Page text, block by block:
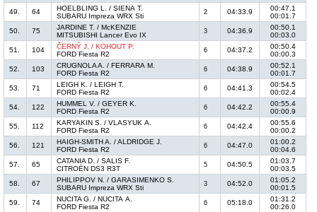
49.
64
HOELBLING L. / SIENA T.
SUBARU Impreza WRX Sti
2 04:33.9
00:47.1
00:01.7
50.
75
JARDINE T. / McKENZIE
MITSUBISHI Lancer Evo IX
3 04:36.9
00:50.1
00:03.0
51.
104
ČERNÝ J. / KOHOUT P.
FORD Fiesta R2
6 04:37.2
00:50.4
00:00.3
52.
103
CRUGNOLA A. / FERRARA M.
FORD Fiesta R2
6 04:38.9
00:52.1
00:01.7
53.
71
LEIGH K. / LEIGH T.
FORD Fiesta R2
6 04:41.3
00:54.5
00:02.4
54.
122
HUMMEL V. / GEYER K.
FORD Fiesta R2
6 04:42.2
00:55.4
00:00.9
55.
112
KARYAKIN S. / VLASYUK A.
FORD Fiesta R2
6 04:42.4
00:55.6
00:00.2
56.
121
HAIGH-SMITH A. / ALDRIDGE J.
FORD Fiesta R2
6 04:47.0
01:00.2
00:04.6
57.
65
CATANIA D. / SALIS F.
CITROËN DS3 R3T
5 04:50.5
01:03.7
00:03.5
58.
67
PHILIPPOV N. / GARASIMENKO S.
SUBARU Impreza WRX Sti
3 04:52.0
01:05.2
00:01.5
59.
74
NUCITA G. / NUCITA A.
FORD Fiesta R2
6 05:18.0
01:31.2
00:26.0